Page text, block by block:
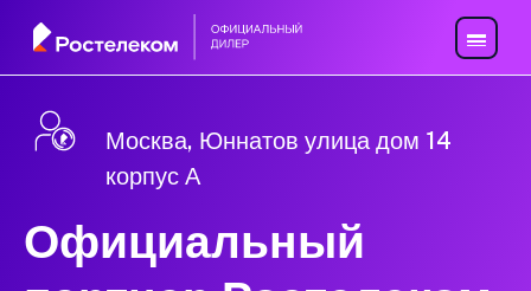
Москва, Юннатов улица дом 14
корпус А
Официальный